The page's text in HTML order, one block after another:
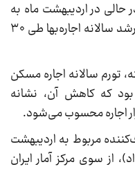
حالی در اردیبهشت ماه به
۳۹.۵ درصد رسید که کمترین میزان رشد سالانه اجاره‌بها طی ۳۰
در ۱۲ ماه گذشته، تورم سالانه اجاره مسکن
بالاتر از ۴۰ درصد بود که کاهش آن، نشانه
اجاره محسوب می‌شود.
مربوط به اردیبهشت
از سوی مرکز آمار ایران